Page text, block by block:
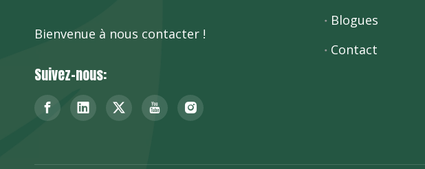
Bienvenue à nous contacter !
Suivez-nous:
Blogues
Contact